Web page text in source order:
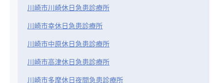
川崎市川崎休日急患診療所
川崎市幸休日急患診療所
川崎市中原休日急患診療所
川崎市高津休日急患診療所
川崎市多摩休日夜間急患診療所